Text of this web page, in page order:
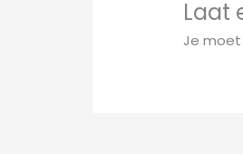
Laat
Je